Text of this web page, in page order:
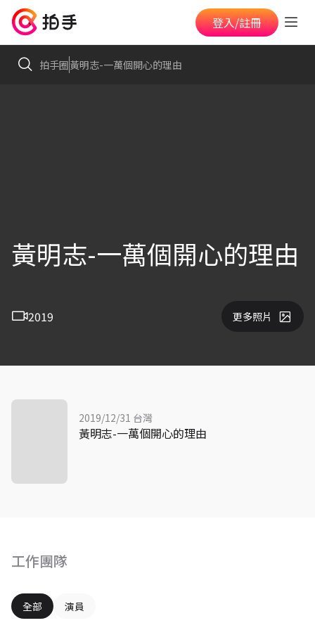
登入/註冊
拍手圈黃明志-一萬個開心的理由
黃明志-一萬個開心的理由
2019 更多照片
工作團隊
全部 演員
2019/12/31 台灣
黃明志-一萬個開心的理由